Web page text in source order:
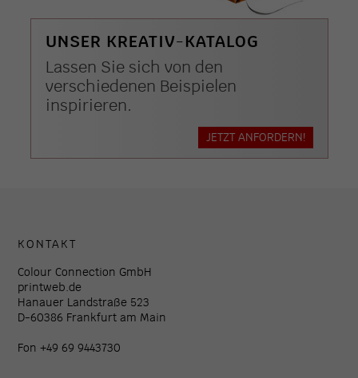
UNSER KREATIV-KATALOG
Lassen Sie sich von den
verschiedenen Beispielen
inspirieren.
JETZT ANFORDERN!
KONTAKT
Colour Connection GmbH
printweb.de
Hanauer Landstraße 523
D-60386 Frankfurt am Main
Fon +49 69 9443730